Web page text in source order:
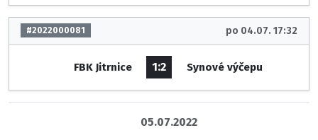
#2022000081 po 04.07. 17:32
FBK Jitrnice 1:2 Synové výčepu
05.07.2022